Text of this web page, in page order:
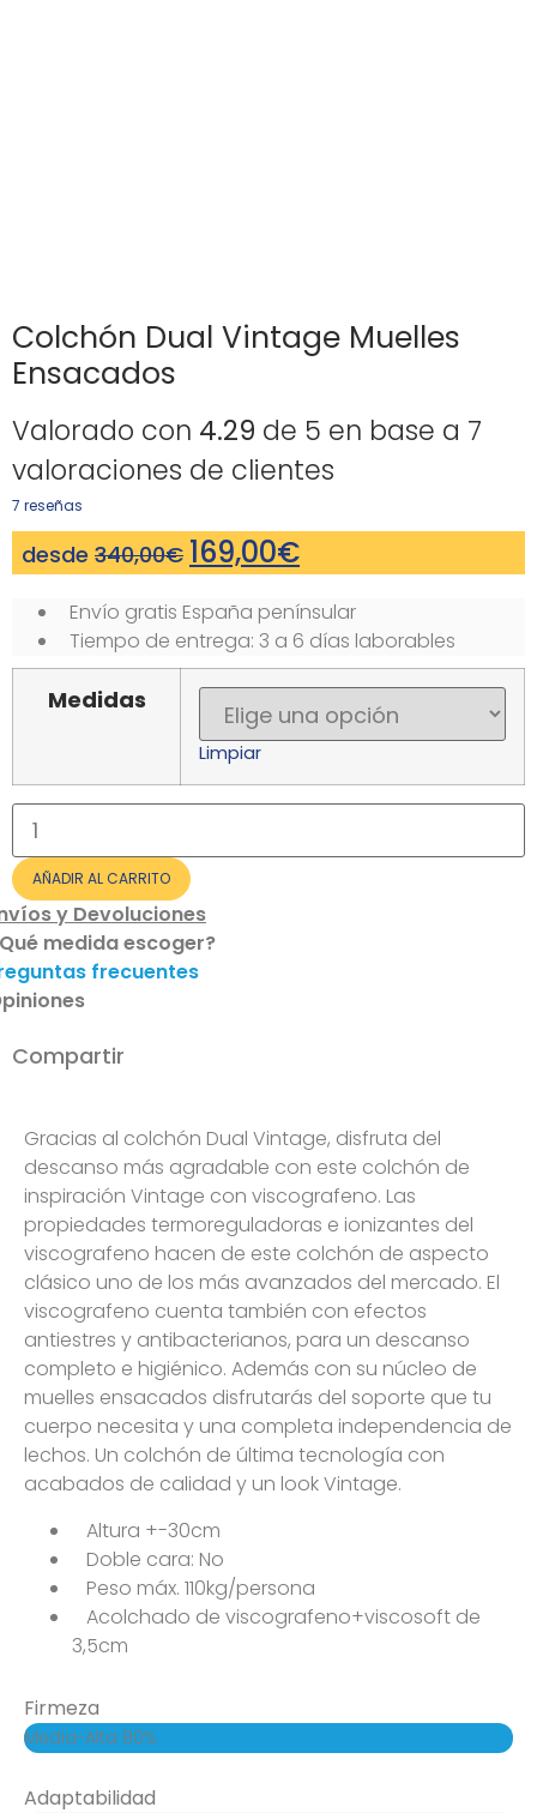
Colchón Dual Vintage Muelles
Ensacados
Valorado con 4.29 de 5 en base a 7
valoraciones de clientes
7 reseñas
desde 340,00€ 169,00€
Envío gratis España penínsular
Tiempo de entrega: 3 a 6 días laborables
Medidas
Limpiar
Colchón
Dual
Vintage
Muelles
Ensacados
cantidad
AÑADIR AL CARRITO
y Devoluciones
medida escoger?
frecuentes
Compartir
Gracias al colchón Dual Vintage, disfruta del
descanso más agradable con este colchón de
inspiración Vintage con viscografeno. Las
propiedades termoreguladoras e ionizantes del
viscografeno hacen de este colchón de aspecto
clásico uno de los más avanzados del mercado. El
viscografeno cuenta también con efectos
antiestres y antibacterianos, para un descanso
completo e higiénico. Además con su núcleo de
muelles ensacados disfrutarás del soporte que tu
cuerpo necesita y una completa independencia de
lechos. Un colchón de última tecnología con
acabados de calidad y un look Vintage.
Altura +-30cm
Doble cara: No
Peso máx. 110kg/persona
Acolchado de viscografeno+viscosoft de
3,5cm
Firmeza
Media-Alta 80%
Adaptabilidad